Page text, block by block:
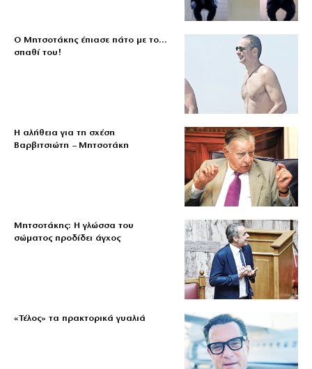
Ο Μητσοτάκης έπιασε πάτο με το…
σπαθί του!
Η αλήθεια για τη σχέση
Βαρβιτσιώτη – Μητσοτάκη
Μητσοτάκης: Η γλώσσα του
σώματος προδίδει άγχος
«Τέλος» τα πρακτορικά γυαλιά